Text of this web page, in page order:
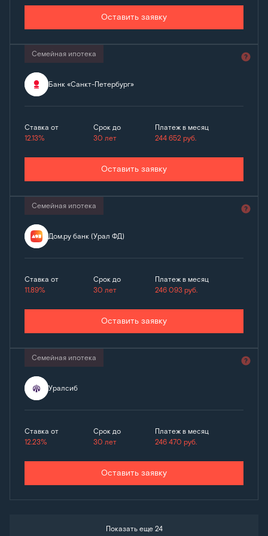
Оставить заявку
Семейная ипотека
Банк «Санкт-Петербург»
Ставка от
12.13%
Срок до
30 лет
Платеж в месяц
244 652руб.
Оставить заявку
Семейная ипотека
Дом.ру банк (Урал ФД)
Ставка от
11.89%
Срок до
30 лет
Платеж в месяц
246 093руб.
Оставить заявку
Семейная ипотека
Уралсиб
Ставка от
12.23%
Срок до
30 лет
Платеж в месяц
246 470руб.
Оставить заявку
Показать еще 24